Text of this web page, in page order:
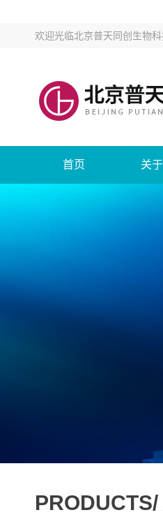
欢迎光临北京普天同创生物
首页 关
PRODUCTS/